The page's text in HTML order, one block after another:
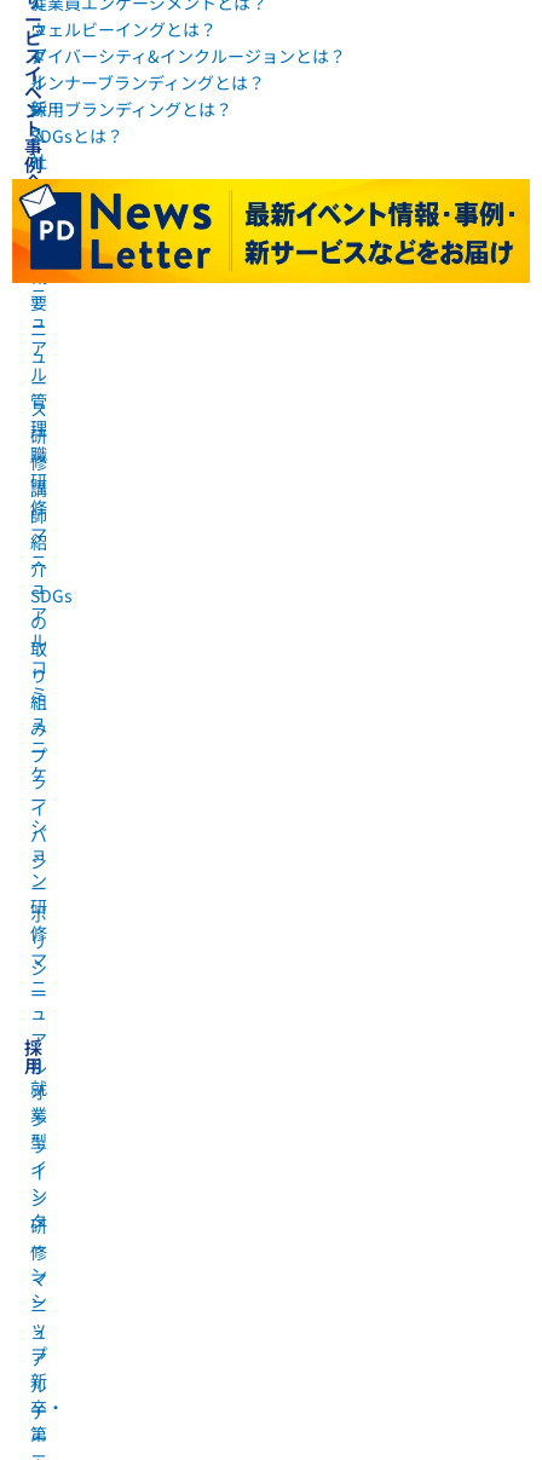
ー
ビ
ス
イ
ベ
ン
ト
事
例
企
業
会
概
要
ニ
ュ
ー
ス
研
修
講
師
紹
介
SDGs
の
取
り
組
み
プ
ラ
イ
バ
シ
ー
ポ
リ
シ
ー
採
用
就
業
型
イ
ン
タ
ー
ン
シ
ッ
プ
新
卒・
第
ュ
ア
ル
新
入
社
員
研
修
マ
ニ
ュ
ア
ル
管
理
職
研
修
マ
ニ
ュ
ア
ル
コ
ミ
ュ
ニ
ケ
ー
シ
ョ
ン
研
修
マ
ニ
ュ
ア
ル
オ
ン
ラ
イ
ン
研
修
マ
ニ
ュ
ア
ル
チ
ー
ウェルビーイングとは？
ダイバーシティ&インクルージョンとは？
インナーブランディングとは？
採用ブランディングとは？
SDGsとは？